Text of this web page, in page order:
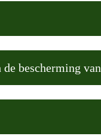
bescherming